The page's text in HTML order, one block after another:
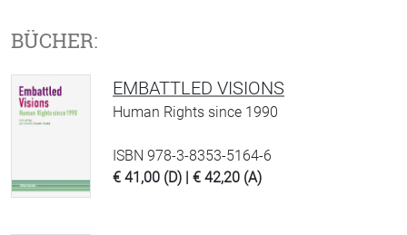
BÜCHER:
EMBATTLED VISIONS
Human Rights since 1990
ISBN 978-3-8353-5164-6
€ 41,00 (D) | € 42,20 (A)